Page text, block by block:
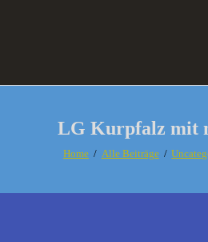
LG Kurpfalz mit
Home Alle Beiträge